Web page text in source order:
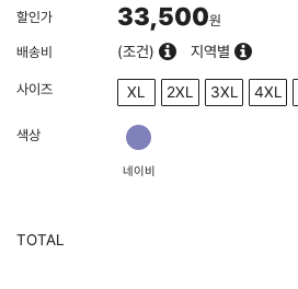
할인가 33,500원
배송비
(조건) 지역별
사이즈 XL 2XL 3XL 4XL
색상
네이비
TOTAL